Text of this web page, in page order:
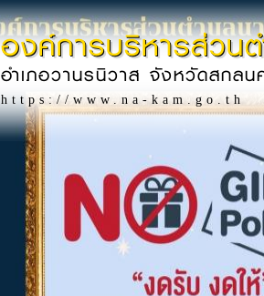
องค์การบริหารส่วน
อำเภอวานรนิวาส จังหวัดสกลน
https://www.na-kam.go.th